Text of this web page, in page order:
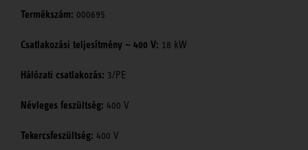
Termékszám: 000695
Csatlakozási teljesítmény ~ 400 V: 18 kW
Hálózati csatlakozás: 3/PE
Névleges feszültség: 400 V
Tekercsfeszültség: 400 V